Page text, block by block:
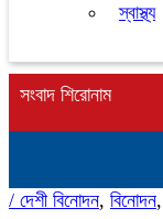
স্বাস্থ্য
সংবাদ শিরোনাম
/ দেশী বিনোদন, বিনোদন,